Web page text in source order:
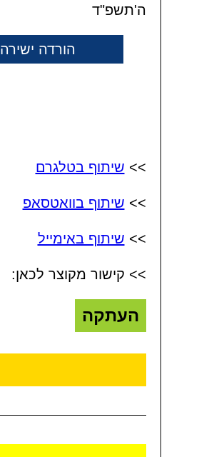
ה'תשפ"ד
הורדה ישירה
>> שיתוף בטלגרם
>> שיתוף בוואטסאפ
>> שיתוף באימייל
>> קישור מקוצר לכאן:
העתקה